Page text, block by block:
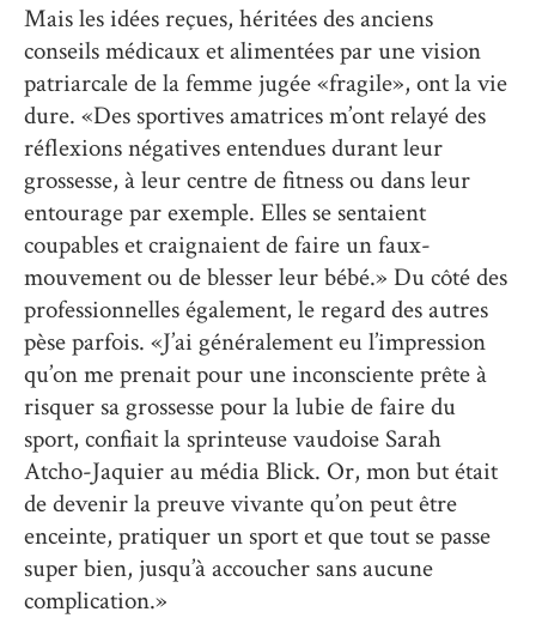
Mais les idées reçues, héritées des anciens
conseils médicaux et alimentées par une vision
patriarcale de la femme jugée «fragile», ont la vie
dure. «Des sportives amatrices m’ont relayé des
réflexions négatives entendues durant leur
grossesse, à leur centre de fitness ou dans leur
entourage par exemple. Elles se sentaient
coupables et craignaient de faire un faux-
mouvement ou de blesser leur bébé.» Du côté des
professionnelles également, le regard des autres
pèse parfois. «J’ai généralement eu l’impression
qu’on me prenait pour une inconsciente prête à
risquer sa grossesse pour la lubie de faire du
sport, confiait la sprinteuse vaudoise Sarah
Atcho-Jaquier au média Blick. Or, mon but était
de devenir la preuve vivante qu’on peut être
enceinte, pratiquer un sport et que tout se passe
super bien, jusqu’à accoucher sans aucune
complication.»